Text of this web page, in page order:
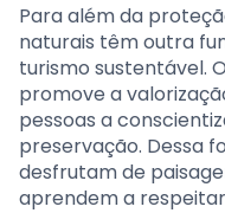
Para além da
naturais têm outra
turismo sustentável.
promove a
pessoas a
preservação. Dessa
desfrutam de
aprendem a